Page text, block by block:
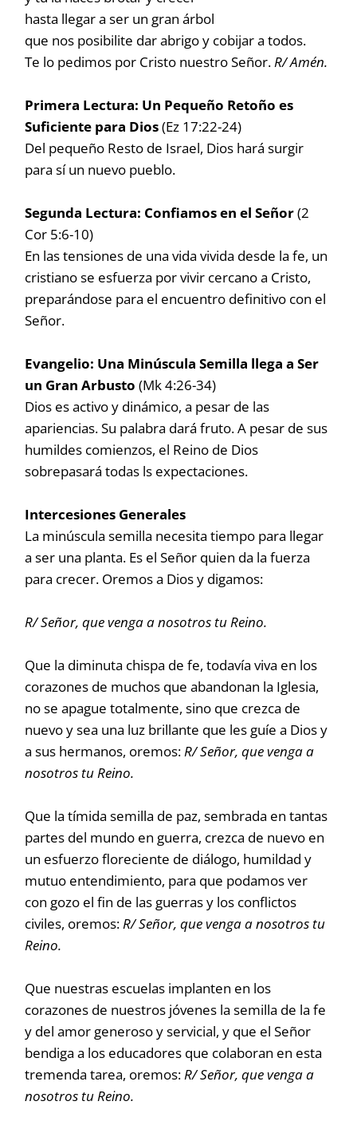
hasta llegar a ser un gran árbol
que nos posibilite dar abrigo y cobijar a todos.
Te lo pedimos por Cristo nuestro Señor.R/ Amén.
Primera Lectura: Un Pequeño Retoño es
Suficiente para Dios(Ez 17:22-24)
Del pequeño Resto de Israel, Dios hará surgir
para sí un nuevo pueblo.
Segunda Lectura: Confiamos en el Señor(2
Cor 5:6-10)
En las tensiones de una vida vivida desde la fe, un
cristiano se esfuerza por vivir cercano a Cristo,
preparándose para el encuentro definitivo con el
Señor.
Evangelio: Una Minúscula Semilla llega a Ser
un Gran Arbusto(Mk 4:26-34)
Dios es activo y dinámico, a pesar de las
apariencias. Su palabra dará fruto. A pesar de sus
humildes comienzos, el Reino de Dios
sobrepasará todas ls expectaciones.
Intercesiones Generales
La minúscula semilla necesita tiempo para llegar
a ser una planta. Es el Señor quien da la fuerza
para crecer. Oremos a Dios y digamos:
R/ Señor, que venga a nosotros tu Reino.
Que la diminuta chispa de fe, todavía viva en los
corazones de muchos que abandonan la Iglesia,
no se apague totalmente, sino que crezca de
nuevo y sea una luz brillante que les guíe a Dios y
a sus hermanos, oremos:R/ Señor, que venga a
nosotros tu Reino.
Que la tímida semilla de paz, sembrada en tantas
partes del mundo en guerra, crezca de nuevo en
un esfuerzo floreciente de diálogo, humildad y
mutuo entendimiento, para que podamos ver
con gozo el fin de las guerras y los conflictos
civiles, oremos:R/ Señor, que venga a nosotros tu
Reino.
Que nuestras escuelas implanten en los
corazones de nuestros jóvenes la semilla de la fe
y del amor generoso y servicial, y que el Señor
bendiga a los educadores que colaboran en esta
tremenda tarea, oremos:R/ Señor, que venga a
nosotros tu Reino.